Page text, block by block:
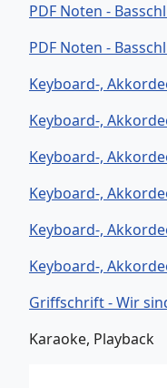
PDF Noten -
PDF Noten -
Keyboard-,
Keyboard-,
Keyboard-,
Keyboard-,
Keyboard-,
Keyboard-,
Griffschrift - Wir
Karaoke, Playback